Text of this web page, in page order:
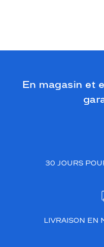
En magasin et
30 JOURS
LIVRAISON EN